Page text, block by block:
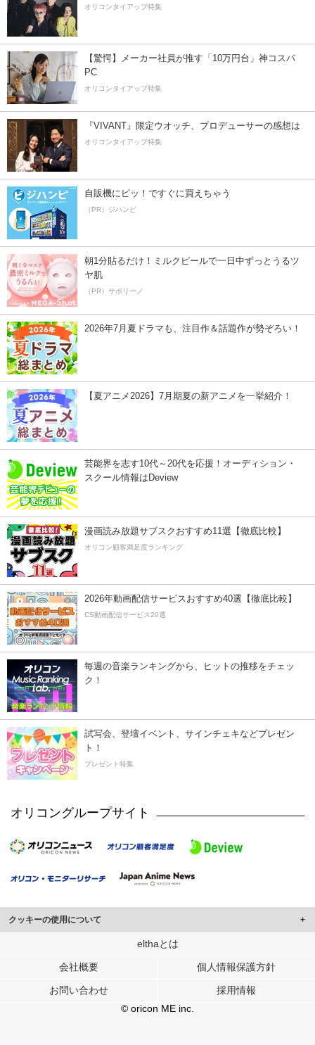
オリコンタイアップ特集
【驚愕】メーカー社員が推す「10万円台」神コスパ
PC
オリコンタイアップ特集
『VIVANT』限定ウオッチ、プロデューサーの感想は
オリコンタイアップ特集
自販機にピッ！ですぐに買えちゃう
（PR）ジハンピ
朝1分貼るだけ！ミルクピールで一日中ずっとうるツ
ヤ肌
（PR）サボリーノ
2026年7月夏ドラマも、注目作＆話題作が勢ぞろい！
【夏アニメ2026】7月期夏の新アニメを一挙紹介！
芸能界を志す10代～20代を応援！オーディション・
スクール情報はDeview
漫画読み放題サブスクおすすめ11選【徹底比較】
オリコン顧客満足度ランキング
2026年動画配信サービスおすすめ40選【徹底比較】
CS動画配信サービス20選
毎週の音楽ランキングから、ヒットの推移をチェッ
ク！
試写会、登壇イベント、サインチェキなどプレゼン
ト！
プレゼント特集
オリコングループサイト
クッキーの使用について
このサイトでは Cookie を使用して、ユーザーに合わせたコンテンツや広告の
行っています。
メディアや広告配信、データ解析の各パートナーに提供しています。
各パートナーは、この情報とユーザーが各パートナーに提供した他の情報や、
ユーザーが各パートナーのサービスを使用したときに収集した他の情報を組み
elthaとは
会社概要 個人情報保護方針
お問い合わせ
採用情報
© oricon ME inc.